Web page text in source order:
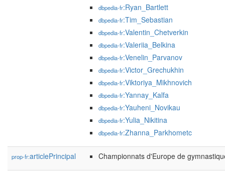
dbpedia-fr:Ryan_Bartlett
dbpedia-fr:Tim_Sebastian
dbpedia-fr:Valentin_Chetverkin
dbpedia-fr:Valeriia_Belkina
dbpedia-fr:Venelin_Parvanov
dbpedia-fr:Victor_Grechukhin
dbpedia-fr:Viktoriya_Mikhnovich
dbpedia-fr:Yannay_Kalfa
dbpedia-fr:Yauheni_Novikau
dbpedia-fr:Yulia_Nikitina
dbpedia-fr:Zhanna_Parkhometc
prop-fr:articlePrincipal Championnats d'Europe de